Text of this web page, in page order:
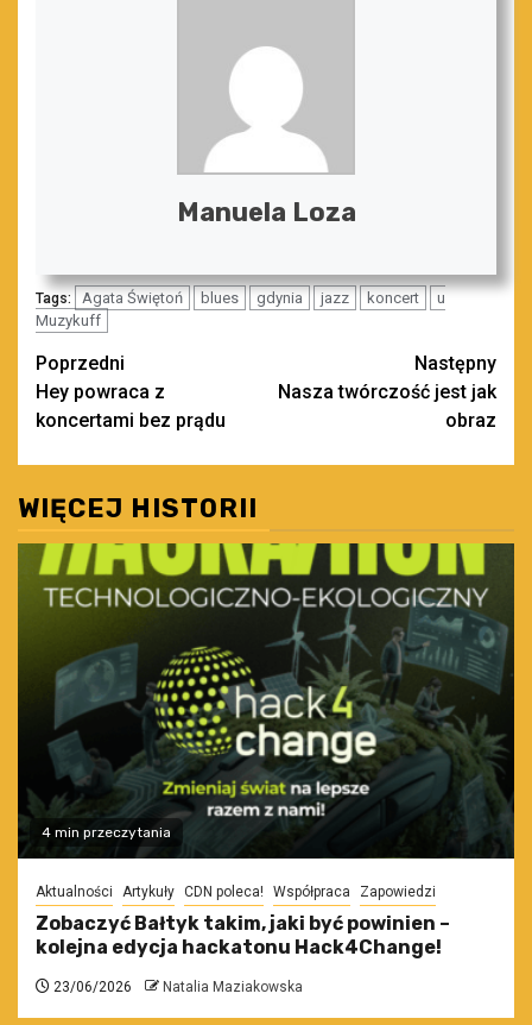
Manuela Loza
Tags: Agata Świętoń blues gdynia jazz koncert
u
Muzykuff
Zobacz
wpisy
Poprzedni
Hey powraca z
koncertami bez prądu
Następny
Nasza twórczość jest jak
obraz
WIĘCEJ HISTORII
4 min przeczytania
Aktualności Artykuły CDN poleca! Współpraca Zapowiedzi
Zobaczyć Bałtyk takim, jaki być powinien –
kolejna edycja hackatonu Hack4Change!
23/06/2026 Natalia Maziakowska